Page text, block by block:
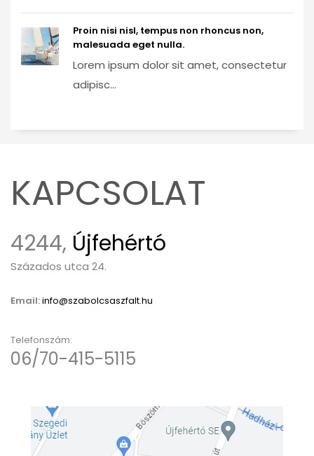
Proin nisi nisl, tempus non rhoncus non,
malesuada eget nulla.
Lorem ipsum dolor sit amet, consectetur
adipisc...
KAPCSOLAT
4244, Újfehértó
Százados utca 24.
Email:info@szabolcsaszfalt.hu
Telefonszám:
06/70-415-5115